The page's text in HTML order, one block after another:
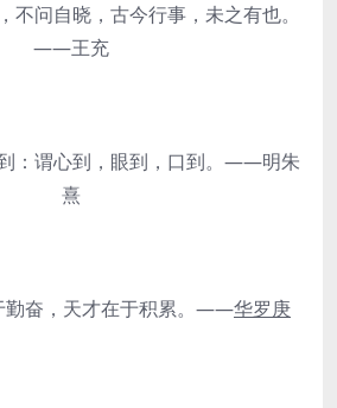
问自晓，古今行事，未之有也。
——王充
谓心到，眼到，口到。——明朱
熹
奋，天才在于积累。——华罗庚